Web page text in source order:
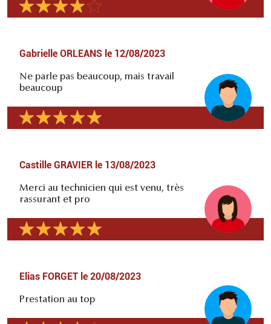
Gabrielle ORLEANS le 12/08/2023
Ne parle pas beaucoup, mais travail
beaucoup
Castille GRAVIER le 13/08/2023
Merci au technicien qui est venu, très
rassurant et pro
Elias FORGET le 20/08/2023
Prestation au top